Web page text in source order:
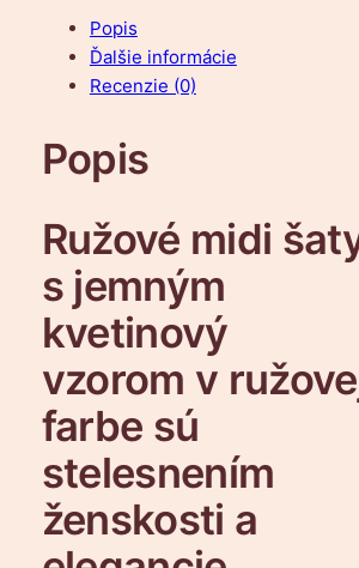
R
o
é
m
d
i
š
a
t
y
s
Popis
Ďalšie informácie
Recenzie (0)
Popis
Ružové midi
s jemným
kvetinový
vzorom v
farbe sú
stelesnením
ženskosti a